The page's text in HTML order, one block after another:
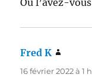
Fred K
16 février 2022 à 1